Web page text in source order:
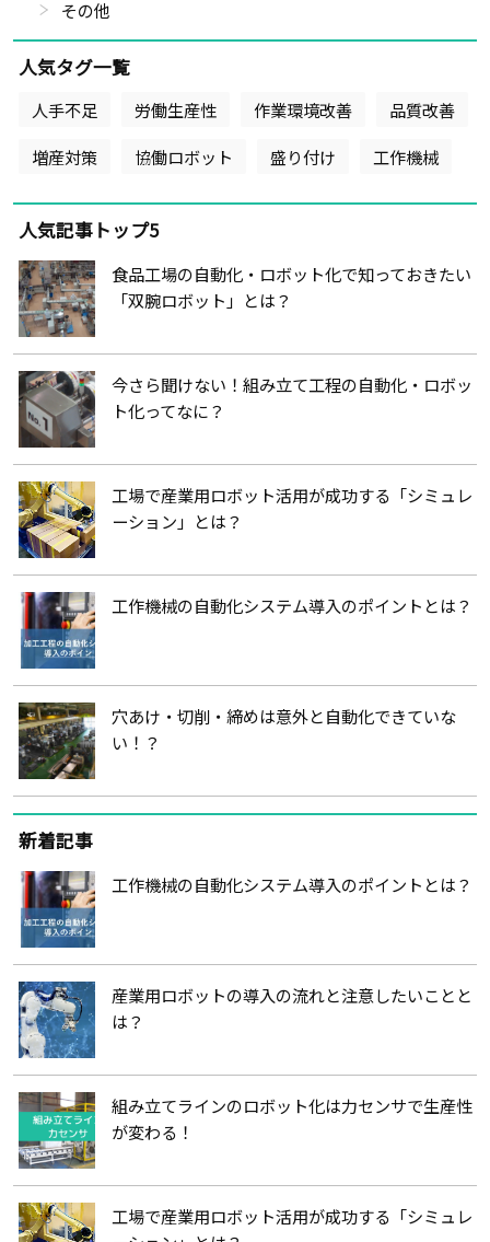
その他
人気タグ一覧
人手不足 労働生産性 作業環境改善
品質改善
増産対策
協働ロボット 盛り付け 工作機械
人気記事トップ5
食品工場の自動化・ロボット化で知っておきたい
「双腕ロボット」とは？
今さら聞けない！組み立て工程の自動化・ロボッ
ト化ってなに？
工場で産業用ロボット活用が成功する「シミュレ
ーション」とは？
工作機械の自動化システム導入のポイントとは？
穴あけ・切削・締めは意外と自動化できていな
い！？
新着記事
工作機械の自動化システム導入のポイントとは？
産業用ロボットの導入の流れと注意したいことと
は？
組み立てラインのロボット化は力センサで生産性
が変わる！
工場で産業用ロボット活用が成功する「シミュレ